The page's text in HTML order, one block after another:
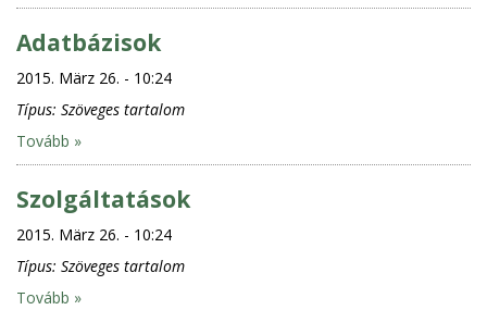
Adatbázisok
2015. März 26. - 10:24
Típus: Szöveges tartalom
Tovább »
Szolgáltatások
2015. März 26. - 10:24
Típus: Szöveges tartalom
Tovább »